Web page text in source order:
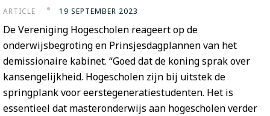
ARTICLE 19 SEPTEMBER 2023
De Vereniging Hogescholen reageert op de
onderwijsbegroting en Prinsjesdagplannen van het
demissionaire kabinet. “Goed dat de koning sprak over
kansengelijkheid. Hogescholen zijn bij uitstek de
springplank voor eerstegeneratiestudenten. Het is
essentieel dat masteronderwijs aan hogescholen verder